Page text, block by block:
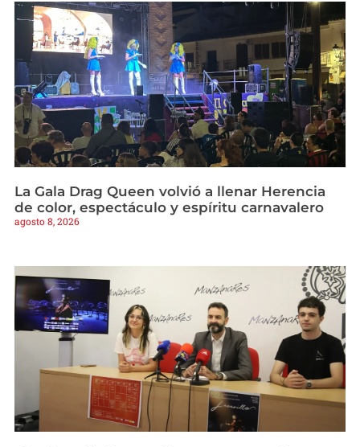
La Gala Drag Queen volvió a llenar Herencia
de color, espectáculo y espíritu carnavalero
agosto 8, 2026